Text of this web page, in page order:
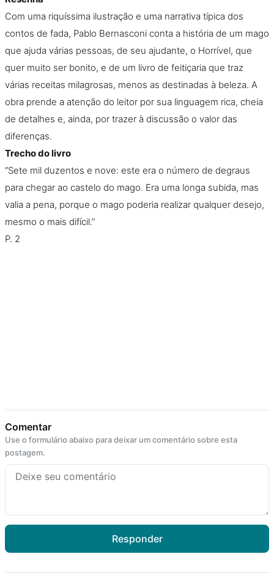
Com uma riquíssima ilustração e uma narrativa típica dos
contos de fada, Pablo Bernasconi conta a história de um mago
que ajuda várias pessoas, de seu ajudante, o Horrível, que
quer muito ser bonito, e de um livro de feitiçaria que traz
várias receitas milagrosas, menos as destinadas à beleza. A
obra prende a atenção do leitor por sua linguagem rica, cheia
de detalhes e, ainda, por trazer à discussão o valor das
diferenças.
Trecho do livro
“Sete mil duzentos e nove: este era o número de degraus
para chegar ao castelo do mago. Era uma longa subida, mas
valia a pena, porque o mago poderia realizar qualquer desejo,
mesmo o mais difícil.”
P. 2
Comentar
Use o formulário abaixo para deixar um comentário sobre esta
postagem.
Responder